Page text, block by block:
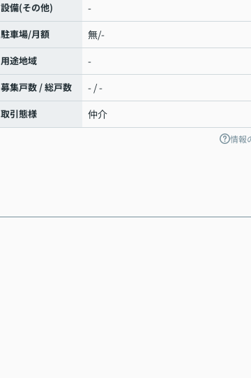
設備(その他) -
駐車場/月額 無/-
用途地域 -
募集戸数 / 総戸数 - / -
取引態様 仲介
情報